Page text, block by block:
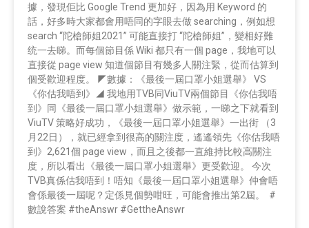
據，發現佢比 Google Trend 更加好，因為用 Keyword 的
話，好多時大家都會用唔同的字眼去做 searching，例如想
search “陀槍師姐2021” 可能直接打 “陀槍師姐”，變相好難
统一去睇。而每個節目係 Wiki 都只有一個 page，我地可以
直接從 page view 知道個節目有幾多人關注緊，從而估算到
個受歡迎程度。 ◤數據：《最後一屆口罩小姐選舉》 VS
《你估我唔到》◢ 我地用TVB同ViuTV兩個節目《你估我唔
到》同《最後一屆口罩小姐選舉》做示範，一睇之下就看到
ViuTV 策略好成功，《最後一屆口罩小姐選舉》一出街 （3
月22日），就已經拿到很高的關注度，遙遙領先《你估我唔
到》2,621個 page view，而且之後都一直維持比較高關注
度，所以看出《最後一屆口罩小姐選舉》更受歡迎。 今次
TVB真係估我唔到！唔知《最後一屆口罩小姐選舉》仲會唔
會係最後一屆呢？定係見個勢咁旺，可能會推出第2屆。 #
數說答案 #theAnswr #GettheAnswr